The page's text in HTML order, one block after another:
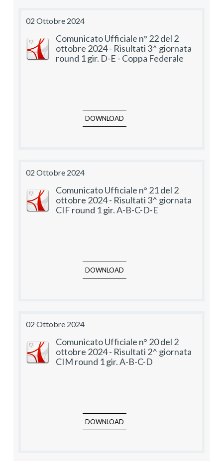
02 Ottobre 2024
Comunicato Ufficiale n° 22 del 2
ottobre 2024 - Risultati 3^ giornata
round 1 gir. D-E - Coppa Federale
DOWNLOAD
02 Ottobre 2024
Comunicato Ufficiale n° 21 del 2
ottobre 2024 - Risultati 3^ giornata
CIF round 1 gir. A-B-C-D-E
DOWNLOAD
02 Ottobre 2024
Comunicato Ufficiale n° 20 del 2
ottobre 2024 - Risultati 2^ giornata
CIM round 1 gir. A-B-C-D
DOWNLOAD